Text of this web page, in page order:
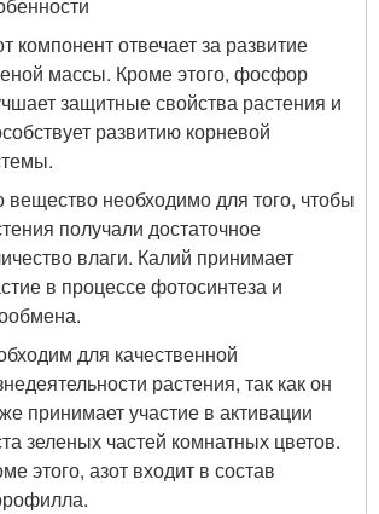
компонент отвечает за развитие
массы. Кроме этого, фосфор
защитные свойства растения и
развитию корневой
вещество необходимо для того, чтобы
получали достаточное
влаги. Калий принимает
в процессе фотосинтеза и
для качественной
растения, так как он
принимает участие в активации
зеленых частей комнатных цветов.
этого, азот входит в состав